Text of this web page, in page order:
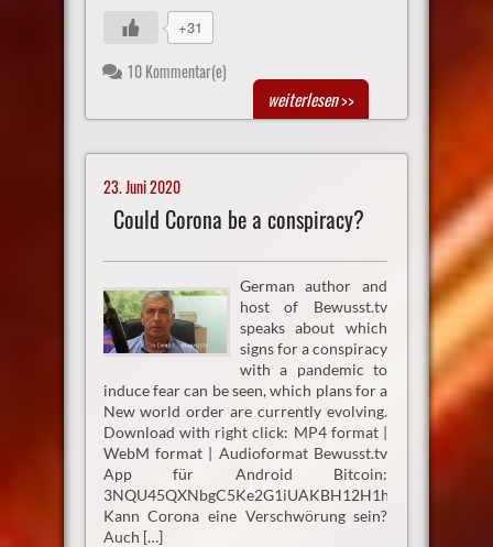
+31
10 Kommentar(e)
weiterlesen>>
23. Juni 2020
Could Corona be a conspiracy?
German author and
host of Bewusst.tv
speaks about which
signs for a conspiracy
with a pandemic to
induce fear can be seen, which plans for a
New world order are currently evolving.
Download with right click: MP4 format |
WebM format | Audioformat Bewusst.tv
App für Android Bitcoin:
3NQU45QXNbgC5Ke2G1iUAKBH12H1h3UmAu
Kann Corona eine Verschwörung sein?
Auch […]